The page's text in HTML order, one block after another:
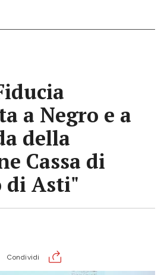
a Negro e a
della
Cassa di
di Asti"
Condividi